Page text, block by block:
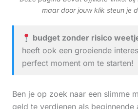
maar door jouw klik steun je
budget zonder risico
heeft ook een groeiende
perfect moment om te starten!
Ben je op zoek naar een slimme
geld te verdienen als beginnende